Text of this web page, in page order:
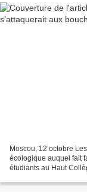
Moscou, 12 octobre
écologique auquel fait
étudiants au Haut